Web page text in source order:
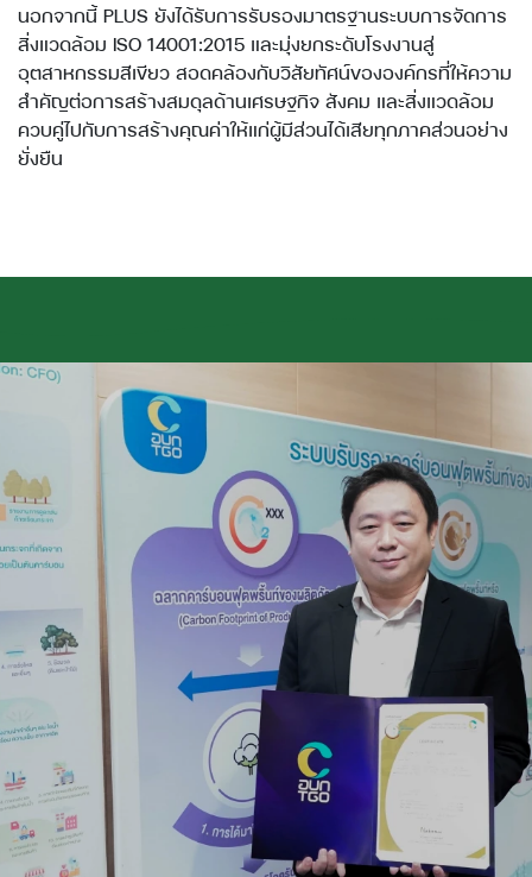
นอกจากนี้ PLUS ยังได้รับการรับรองมาตรฐานระบบการจัดการ
สิ่งแวดล้อม ISO 14001:2015 และมุ่งยกระดับโรงงานสู่
อุตสาหกรรมสีเขียว สอดคล้องกับวิสัยทัศน์ขององค์กรที่ให้ความ
สำคัญต่อการสร้างสมดุลด้านเศรษฐกิจ สังคม และสิ่งแวดล้อม
ควบคู่ไปกับการสร้างคุณค่าให้แก่ผู้มีส่วนได้เสียทุกภาคส่วนอย่าง
ยั่งยืน